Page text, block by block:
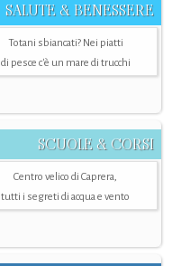
SALUTE & BENESSERE
Totani sbiancati? Nei piatti
di pesce c'è un mare di trucchi
SCUOLE & CORSI
Centro velico di Caprera,
tutti i segreti di acqua e vento